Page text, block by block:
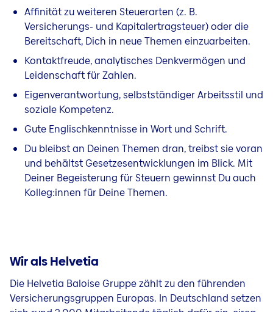
Affinität zu weiteren Steuerarten (z. B.
Versicherungs- und Kapitalertragsteuer) oder die
Bereitschaft, Dich in neue Themen einzuarbeiten.
Kontaktfreude, analytisches Denkvermögen und
Leidenschaft für Zahlen.
Eigenverantwortung, selbstständiger Arbeitsstil und
soziale Kompetenz.
Gute Englischkenntnisse in Wort und Schrift.
Du bleibst an Deinen Themen dran, treibst sie voran
und behältst Gesetzesentwicklungen im Blick. Mit
Deiner Begeisterung für Steuern gewinnst Du auch
Kolleg:innen für Deine Themen.
Wir als Helvetia
Die Helvetia Baloise Gruppe zählt zu den führenden
Versicherungsgruppen Europas. In Deutschland setzen